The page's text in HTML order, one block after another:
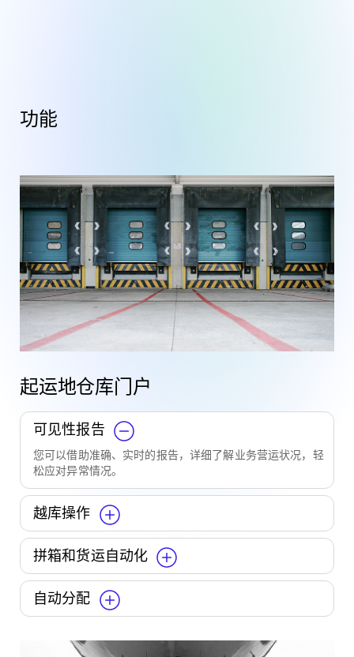
功能
起运地仓库门户
可见性报告
您可以借助准确、实时的报告，详细了解业务营运状况，轻
松应对异常情况。
越库操作
拼箱和货运自动化
自动分配